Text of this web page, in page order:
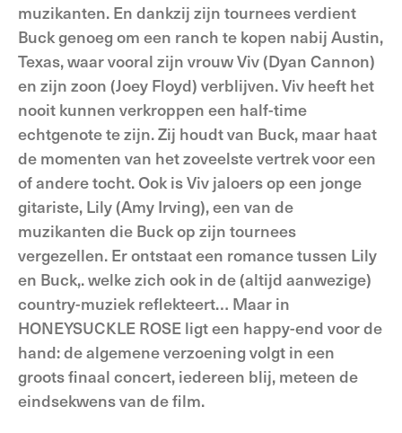
muzikanten. En dankzij zijn tournees verdient
Buck genoeg om een ranch te kopen nabij Austin,
Texas, waar vooral zijn vrouw Viv (Dyan Cannon)
en zijn zoon (Joey Floyd) verblijven. Viv heeft het
nooit kunnen verkroppen een half-time
echtgenote te zijn. Zij houdt van Buck, maar haat
de momenten van het zoveelste vertrek voor een
of andere tocht. Ook is Viv jaloers op een jonge
gitariste, Lily (Amy Irving), een van de
muzikanten die Buck op zijn tournees
vergezellen. Er ontstaat een romance tussen Lily
en Buck,. welke zich ook in de (altijd aanwezige)
country-muziek reflekteert… Maar in
HONEYSUCKLE ROSE ligt een happy-end voor de
hand: de algemene verzoening volgt in een
groots finaal concert, iedereen blij, meteen de
eindsekwens van de film.